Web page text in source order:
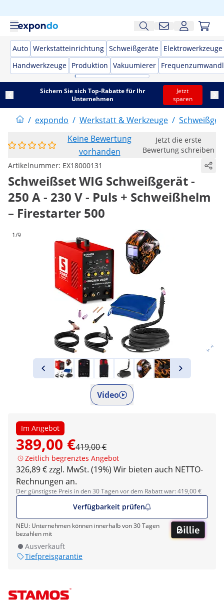
Auto Werkstatteinrichtung Schweißgeräte Elektrowerkzeuge
Handwerkzeuge Produktion Vakuumierer
Sichern Sie sich Top-Rabatte für Ihr
Unternehmen
Jetzt
sparen
/ expondo / Werkstatt & Werkzeuge /
Keine Bewertung
vorhanden
Jetzt die erste
Bewertung schreiben
Artikelnummer: EX18000131
Schweißset WIG Schweißgerät -
250 A - 230 V - Puls + Schweißhelm
– Firestarter 500
1/9
Video
Im Angebot
389,00 €419,00 €
Zeitlich begrenztes Angebot
326,89 € zzgl. MwSt. (19%) Wir bieten auch NETTO-
Rechnungen an.
Der günstigste Preis in den 30 Tagen vor dem Rabatt war: 419,00 €
Verfügbarkeit prüfen
NEU: Unternehmen können innerhalb von 30 Tagen
bezahlen mit
Ausverkauft
Tiefpreisgarantie